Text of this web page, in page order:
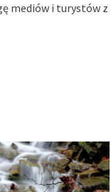
mediów i turystów z